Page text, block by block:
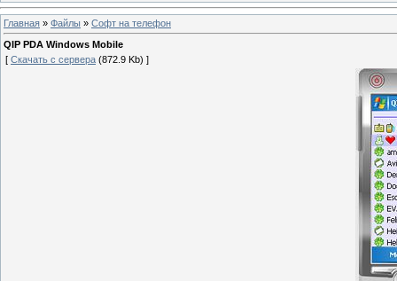
Главная » Файлы » Софт на телефон
QIP PDA Windows Mobile
[ Скачать с сервера (872.9 Kb) ]